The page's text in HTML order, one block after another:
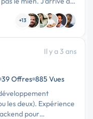
des changements
+13
Il y a 3 ans
39 Offres 885 Vues
les deux). Expérience
pour